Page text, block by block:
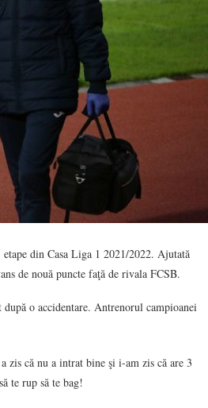
din Casa Liga 1 2021/2022. Ajutată
de nouă puncte faţă de rivala FCSB.
o accidentare. Antrenorul campioanei
zis că nu a intrat bine şi i-am zis că are 3
te rup să te bag!